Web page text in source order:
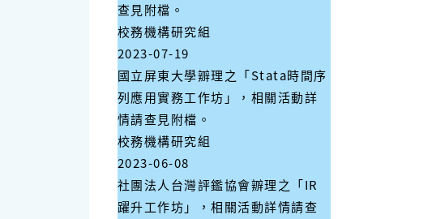
查見附檔。
校務機構研究組
2023-07-19
國立屏東大學辧理之「Stata時間序
列應用實務工作坊」，相關活動詳
情請查見附檔。
校務機構研究組
2023-06-08
社團法人台灣評鑑協會辧理之「IR
躍升工作坊」，相關活動詳情請查